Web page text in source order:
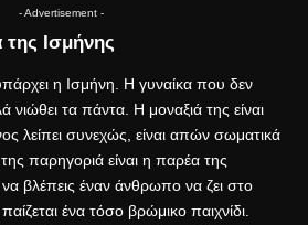
- Advertisement -
της Ισμήνης
η Ισμήνη. Η γυναίκα που δεν
νιώθει τα πάντα. Η μοναξιά της είναι
λείπει συνεχώς, είναι απών σωματικά
παρηγοριά είναι η παρέα της
να βλέπεις έναν άνθρωπο να ζει στο
ένα τόσο βρώμικο παιχνίδι.